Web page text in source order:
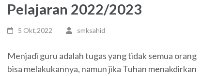
Pelajaran 2022/2023
5 Okt,2022 smksahid
Menjadi guru adalah tugas yang tidak semua orang
bisa melakukannya, namun jika Tuhan menakdirkan